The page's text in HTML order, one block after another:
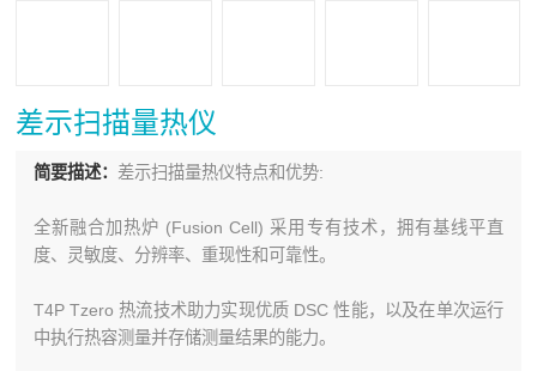
差示扫描量热仪
简要描述： 差示扫描量热仪特点和优势:
全新融合加热炉 (Fusion Cell) 采用专有技术，拥有基线平直
度、灵敏度、分辨率、重现性和可靠性。
T4P Tzero 热流技术助力实现优质 DSC 性能，以及在单次运行
中执行热容测量并存储测量结果的能力。